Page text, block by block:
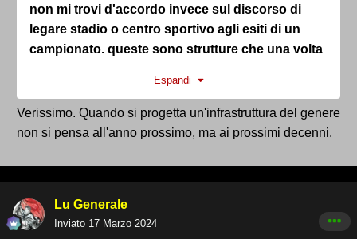
non mi trovi d'accordo invece sul discorso di
legare stadio o centro sportivo agli esiti di un
campionato. queste sono strutture che una volta
dello stadio e del centro sportivo non
si può parlare solo quando stai bene in classifica,
non è una cosa che si fa in 3 mesi. è una cosa che
allo stesso tempo ti dico che non è più neanche
durante l'estate dopo una promozione in serie a
come accaduto altrove negli anni sessanta-settanta
Espandi
Verissimo. Quando si progetta un'infrastruttura del genere
non si pensa all'anno prossimo, ma ai prossimi decenni.
Lu Generale
Inviato 17 Marzo 2024